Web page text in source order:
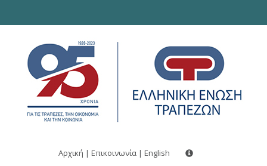
Αρχική | Επικοινωνία | English